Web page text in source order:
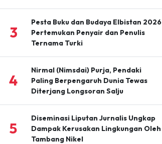
3
Pesta Buku dan Budaya Elbistan 2026
Pertemukan Penyair dan Penulis
Ternama Turki
4
Nirmal (Nimsdai) Purja, Pendaki
Paling Berpengaruh Dunia Tewas
Diterjang Longsoran Salju
5
Diseminasi Liputan Jurnalis Ungkap
Dampak Kerusakan Lingkungan Oleh
Tambang Nikel